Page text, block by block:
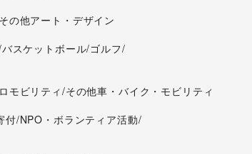
。
その他アート・デザイン
バスケットボール/ゴルフ/
モビリティ /その他車・バイク・モビリティ
付/NPO・ボランティア活動/